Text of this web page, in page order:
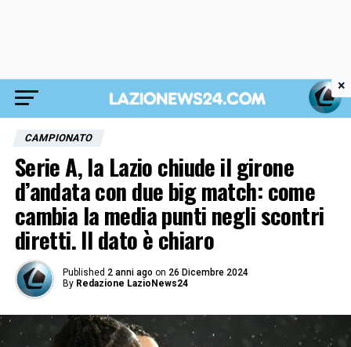
CAMPIONATO
Serie A, la Lazio chiude il girone
d’andata con due big match: come
cambia la media punti negli scontri
diretti. Il dato è chiaro
Published 2 anni ago on 26 Dicembre 2024
By Redazione LazioNews24
×